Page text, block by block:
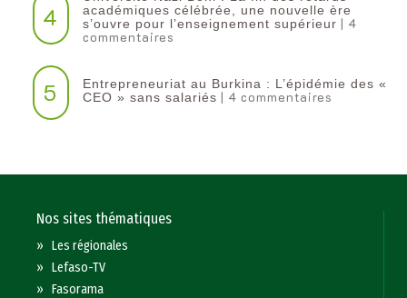
4
académiques célébrée, une nouvelle ère
s’ouvre pour l’enseignement supérieur | 4
commentaires
5
Entrepreneuriat au Burkina : L’épidémie des «
CEO » sans salariés | 4 commentaires
Nos sites thématiques
»Les régionales
»Lefaso-TV
»Fasorama